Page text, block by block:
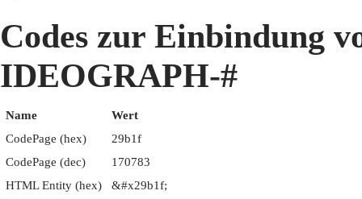
Codes zur Einbindung
IDEOGRAPH-#
Name
Wert
CodePage (hex)
29b1f
CodePage (dec)
170783
HTML Entity (hex)
&#x29b1f;